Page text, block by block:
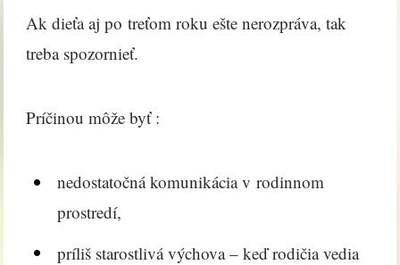
Ak dieťa aj po treťom roku ešte nerozpráva, tak
treba spozornieť.
Príčinou môže byť :
nedostatočná komunikácia v rodinnom
prostredí,
príliš starostlivá výchova – keď rodičia vedia